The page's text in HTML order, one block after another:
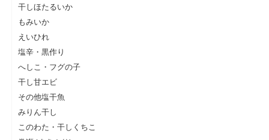
干しほたるいか
もみいか
えいひれ
塩辛・黒作り
へしこ・フグの子
干し甘エビ
その他塩干魚
みりん干し
このわた・干しくちこ